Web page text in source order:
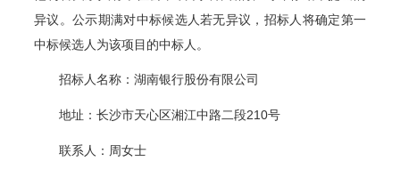
异议。公示期满对中标候选人若无异议，招标人将确定第一
中标候选人为该项目的中标人。
招标人名称：湖南银行股份有限公司
地址：长沙市天心区湘江中路二段210号
联系人：周女士